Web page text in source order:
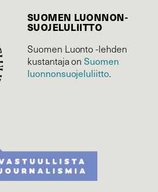
SUOMEN LUONNON­
SUOJELU­LIITTO
Suomen Luonto -lehden
kustantaja onSuomen
luonnonsuojelu­liitto.